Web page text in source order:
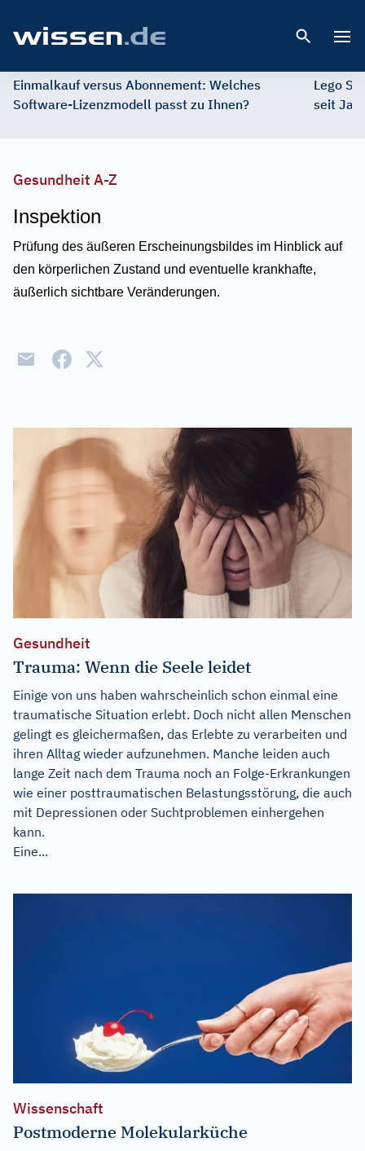
Einmalkauf versus Abonnement: Welches
Software-Lizenzmodell passt zu Ihnen?
Lego
seit
Gesundheit A-Z
Inspektion
Prüfung des äußeren Erscheinungsbildes im Hinblick auf
den körperlichen Zustand und eventuelle krankhafte,
äußerlich sichtbare Veränderungen.
Gesundheit
Trauma: Wenn die Seele leidet
Einige von uns haben wahrscheinlich schon einmal eine
traumatische Situation erlebt. Doch nicht allen Menschen
gelingt es gleichermaßen, das Erlebte zu verarbeiten und
ihren Alltag wieder aufzunehmen. Manche leiden auch
lange Zeit nach dem Trauma noch an Folge-Erkrankungen
wie einer posttraumatischen Belastungsstörung, die auch
mit Depressionen oder Suchtproblemen einhergehen
kann.
Eine...
Wissenschaft
Postmoderne Molekularküche